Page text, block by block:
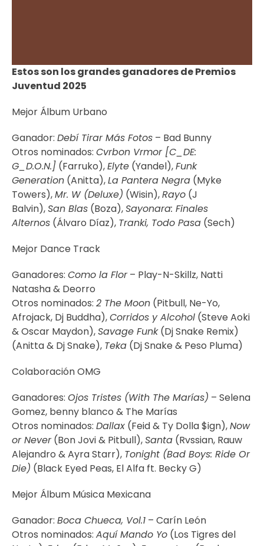
Estos son los grandes ganadores de Premios
Juventud 2025
Mejor Álbum Urbano
Ganador: Debí Tirar Más Fotos – Bad Bunny
Otros nominados: Cvrbon Vrmor [C_DE:
G_D.O.N.] (Farruko),Elyte (Yandel),Funk
Generation (Anitta),La Pantera Negra (Myke
Towers),Mr. W (Deluxe) (Wisin),Rayo (J
Balvin),San Blas (Boza),Sayonara: Finales
Alternos (Álvaro Díaz), Tranki, Todo Pasa (Sech)
Mejor Dance Track
Ganadores: Como la Flor– Play-N-Skillz, Natti
Natasha & Deorro
Otros nominados: 2 The Moon (Pitbull, Ne-Yo,
Afrojack, Dj Buddha),Corridos y Alcohol (Steve Aoki
& Oscar Maydon),Savage Funk(Dj Snake Remix)
(Anitta & Dj Snake), Teka (Dj Snake & Peso Pluma)
Colaboración OMG
Ganadores: Ojos Tristes (With The Marías) – Selena
Gomez, benny blanco & The Marías
Otros nominados: Dallax (Feid & Ty Dolla $ign),Now
or Never(Bon Jovi & Pitbull),Santa (Rvssian, Rauw
Alejandro & Ayra Starr), Tonight (Bad Boys: Ride Or
Die) (Black Eyed Peas, El Alfa ft. Becky G)
Mejor Álbum Música Mexicana
Ganador: Boca Chueca, Vol.1 – Carín León
Otros nominados: Aquí Mando Yo (Los Tigres del